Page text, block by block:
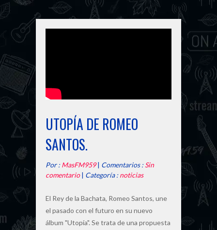
UTOPÍA DE ROMEO
SANTOS.
Por : MasFM959| Comentarios : Sin
comentario| Categoría : noticias
El Rey de la Bachata, Romeo Santos, une
el pasado con el futuro en su nuevo
álbum "Utopía". Se trata de una propuesta